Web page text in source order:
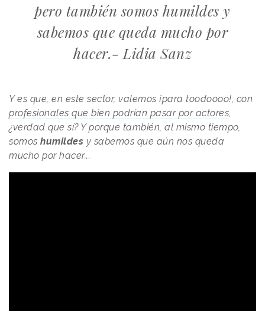
pero también somos humildes y
sabemos que queda mucho por
hacer.- Lidia Sanz
Y es que, en este sector, valemos ¡para toodoooo!, con
profesionales que bien podrían pasar por actores
¿verdad que sí? Y porque también, al mismo tiempo,
somos humildes y sabemos que aún nos queda
mucho por hacer...